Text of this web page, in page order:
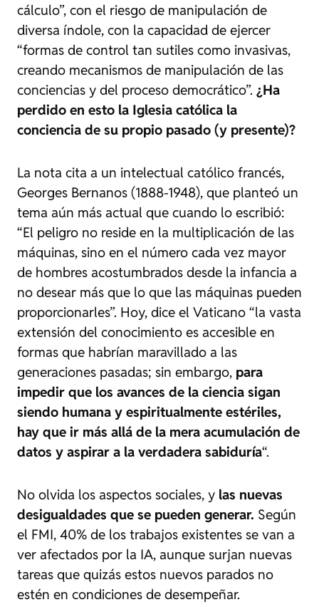
cálculo”, con el riesgo de manipulación de
diversa índole, con la capacidad de ejercer
“formas de control tan sutiles como invasivas,
creando mecanismos de manipulación de las
conciencias y del proceso democrático”. ¿Ha
perdido en esto la Iglesia católica la
conciencia de su propio pasado (y presente)?
La nota cita a un intelectual católico francés,
Georges Bernanos (1888-1948), que planteó un
tema aún más actual que cuando lo escribió:
“El peligro no reside en la multiplicación de las
máquinas, sino en el número cada vez mayor
de hombres acostumbrados desde la infancia a
no desear más que lo que las máquinas pueden
proporcionarles”. Hoy, dice el Vaticano “la vasta
extensión del conocimiento es accesible en
formas que habrían maravillado a las
generaciones pasadas; sin embargo, para
impedir que los avances de la ciencia sigan
siendo humana y espiritualmente estériles,
hay que ir más allá de la mera acumulación de
datos y aspirar a la verdadera sabiduría“.
No olvida los aspectos sociales, y las nuevas
desigualdades que se pueden generar. Según
el FMI, 40% de los trabajos existentes se van a
ver afectados por la IA, aunque surjan nuevas
tareas que quizás estos nuevos parados no
estén en condiciones de desempeñar.